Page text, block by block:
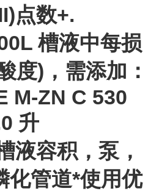
点数+.
槽液中每损
度)，需添加：
M-ZN C 530
升
液容积，泵，
化管道*使用优